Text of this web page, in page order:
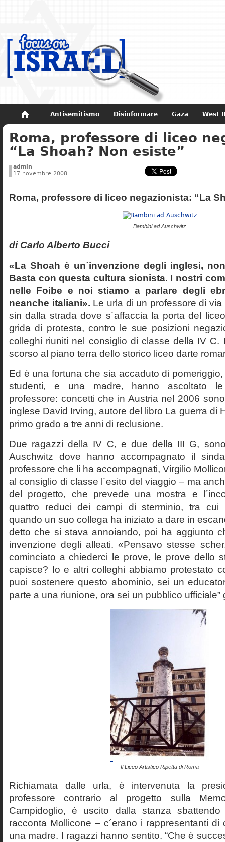
Antisemitismo Disinformare Gaza West
Non dimenticare Storia di Israele
Roma, professore di liceo
“La Shoah? Non esiste”
admin
17 novembre 2008
Roma, professore di liceo negazionista: “La
Bambini ad Auschwitz
di Carlo Alberto Bucci
«La Shoah è un´invenzione degli inglesi,
Basta con questa cultura sionista. I nostri
nelle Foibe e noi stiamo a parlare degli
neanche italiani». Le urla di un professore di
sin dalla strada dove s´affaccia la porta del
grida di protesta, contro le sue posizioni
colleghi riuniti nel consiglio di classe della IV C.
scorso al piano terra dello storico liceo darte
Ed è una fortuna che sia accaduto di
studenti, e una madre, hanno ascoltato le
professore: concetti che in Austria nel 2006
inglese David Irving, autore del libro La guerra di
primo grado a tre anni di reclusione.
Due ragazzi della IV C, e due della III G,
Auschwitz dove hanno accompagnato il
professore che li ha accompagnati, Virgilio
al consiglio di classe l´esito del viaggio – ma
del progetto, che prevede una mostra e
quattro reduci dei campi di sterminio, tra cui
quando un suo collega ha iniziato a dare in
detto che si stava annoiando, poi ha aggiunto
invenzione degli alleati. «Pensavo stesse
cominciato a chiederci le prove, le prove dello
capisce? Io e altri colleghi abbiamo protestato
puoi sostenere questo abominio, sei un
parte a una riunione, ora sei un pubblico ufficiale”
Il Liceo Artistico Ripetta di Roma
Richiamata dalle urla, è intervenuta la
professore contrario al progetto sulla
Campidoglio, è uscito dalla stanza
racconta Mollicone – c´erano i rappresentanti
una madre. I ragazzi hanno sentito. “Che è